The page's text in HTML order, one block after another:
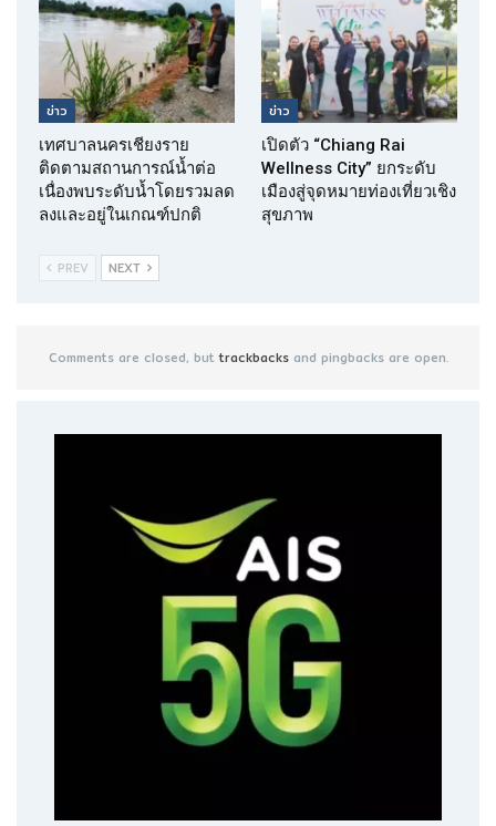
ข่าว
เทศบาลนครเชียงราย
ติดตามสถานการณ์น้ำต่อ
เนื่องพบระดับน้ำโดยรวมลด
ลงและอยู่ในเกณฑ์ปกติ
ข่าว
เปิดตัว “Chiang Rai
Wellness City” ยกระดับ
เมืองสู่จุดหมายท่องเที่ยวเชิง
สุขภาพ
PREV NEXT
Comments are closed, buttrackbacksand pingbacks are open.